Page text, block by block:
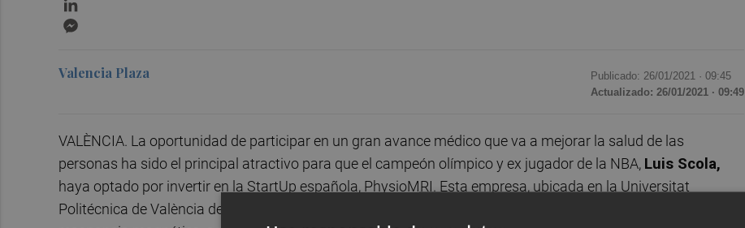
Valencia Plaza Publicado: 26/01/2021 · 09:45
Actualizado: 26/01/2021 · 09:49
VALÈNCIA. La oportunidad de participar en un gran avance médico que va a mejorar la salud de las
personas ha sido el principal atractivo para que el campeón olímpico y ex jugador de la NBA, Luis Scola,
haya optado por invertir en la StartUp española, PhysioMRI. Esta empresa, ubicada en la Universitat
Politécnica de València desarrolla un dispositivo médico que reducirá en un 75% el coste actual de una